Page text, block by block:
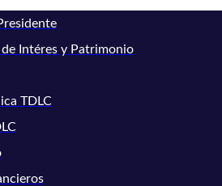
Intéres y Patrimonio
TDLC